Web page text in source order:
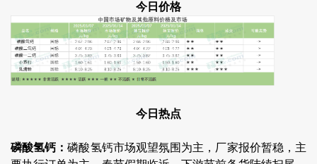
今日价格
今日热点
磷酸氢钙：磷酸氢钙市场观望氛围为主，厂家报价暂稳，主